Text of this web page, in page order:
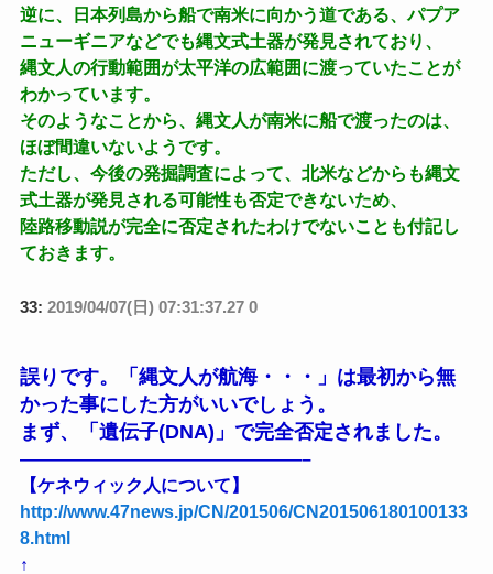
逆に、日本列島から船で南米に向かう道である、パプア
ニューギニアなどでも縄文式土器が発見されており、
縄文人の行動範囲が太平洋の広範囲に渡っていたことが
わかっています。
そのようなことから、縄文人が南米に船で渡ったのは、
ほぼ間違いないようです。
ただし、今後の発掘調査によって、北米などからも縄文
式土器が発見される可能性も否定できないため、
陸路移動説が完全に否定されたわけでないことも付記し
ておきます。
33: 2019/04/07(日) 07:31:37.27 0
誤りです。「縄文人が航海・・・」は最初から無
かった事にした方がいいでしょう。
まず、「遺伝子(DNA)」で完全否定されました。
————————————————–
【ケネウィック人について】
http://www.47news.jp/CN/201506/CN201506180100133
8.html
↑